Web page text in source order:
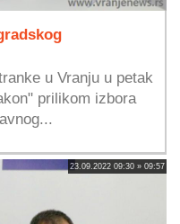
u Vranju u petak
prilikom izbora
23.09.2022 09:30 » 09:57